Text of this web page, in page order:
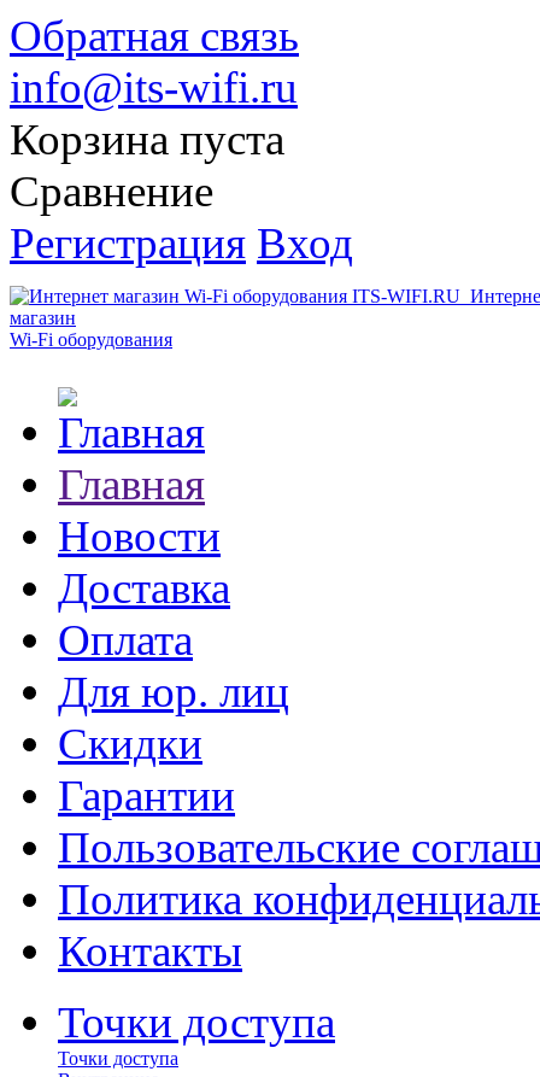
Обратная связь
info@its-wifi.ru
Корзина пуста
Сравнение
Регистрация Вход
магазин
Wi-Fi оборудования
Главная
Новости
Доставка
Оплата
Для юр. лиц
Скидки
Гарантии
Пользовательские
Политика
Контакты
Точки доступа
Точки доступа